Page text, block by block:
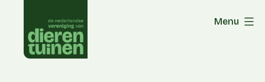
content
Menu